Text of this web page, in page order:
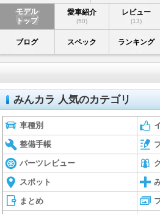
モデル
トップ
愛車紹介
(50)
レビュー
(13)
ブログ スペック ランキング
みんカラ 人気のカテゴリ
車種別
整備手帳
パーツレビュー
スポット
まとめ